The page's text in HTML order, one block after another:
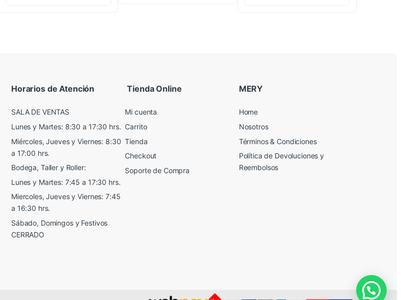
Horarios de Atención
SALA DE VENTAS
Lunes y Martes: 8:30 a 17:30 hrs.
Miércoles, Jueves y Viernes: 8:30
a 17:00 hrs.
Bodega, Taller y Roller:
Lunes y Martes: 7:45 a 17:30 hrs.
Miercoles, Jueves y Viernes: 7:45
a 16:30 hrs.
Sábado, Domingos y Festivos
CERRADO
Tienda Online
Mi cuenta
Carrito
Tienda
Checkout
Soporte de Compra
MERY
Home
Nosotros
Términos & Condiciones
Política de Devoluciones y
Reembolsos